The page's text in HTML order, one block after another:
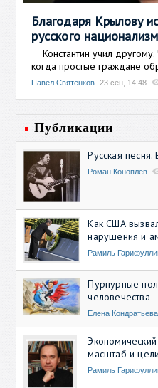
Благодаря Крылову
русского
Константин учил другому.
когда простые граждане
Павел Святенков 23 сен, 14:48
Публикации
Русская
Роман Коноплев
Как США
нарушения и
Рамиль
Пурпурные
человечества
Елена
масштаб и цели
Рамиль